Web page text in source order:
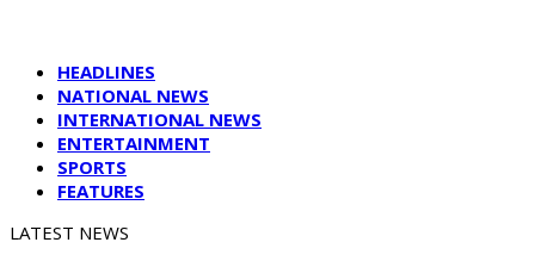
HEADLINES
NATIONAL NEWS
INTERNATIONAL NEWS
ENTERTAINMENT
SPORTS
FEATURES
LATEST NEWS